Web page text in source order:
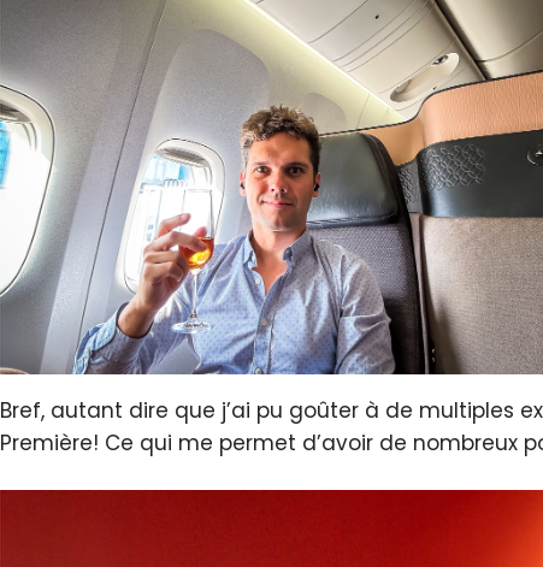
Bref, autant dire que j’ai pu goûter à de multiples
Première! Ce qui me permet d’avoir de nombreux